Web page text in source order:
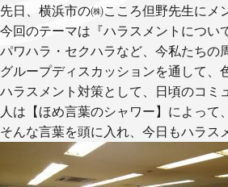
先日、横浜市の㈱こころ但野先生にメ
今回のテーマは『ハラスメントについ
パワハラ・セクハラなど、今私たちの
グループディスカッションを通して、
ハラスメント対策として、日頃のコミ
人は【ほめ言葉のシャワー】によって
そんな言葉を頭に入れ、今日もハラス